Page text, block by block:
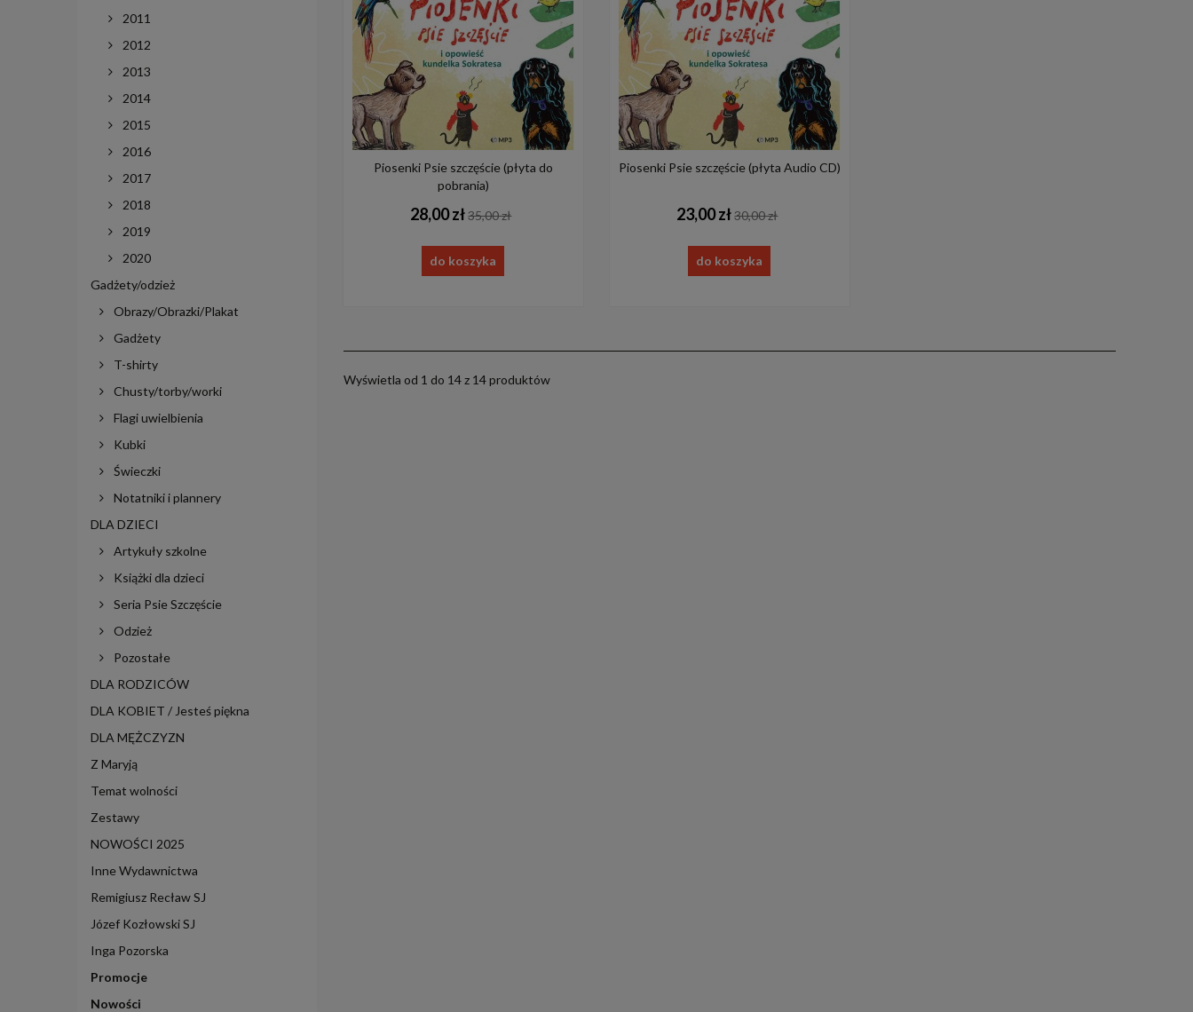
2011
2012
2013
2014
2015
2016
2017
2018
2019
2020
Gadżety/odzież
Obrazy/Obrazki/Plakat
Gadżety
T-shirty
Chusty/torby/worki
Flagi uwielbienia
Kubki
Świeczki
Notatniki i plannery
DLA DZIECI
Artykuły szkolne
Książki dla dzieci
Seria Psie Szczęście
Odzież
Pozostałe
DLA RODZICÓW
DLA KOBIET / Jesteś piękna
DLA MĘŻCZYZN
Z Maryją
Temat wolności
Zestawy
NOWOŚCI 2025
Inne Wydawnictwa
Remigiusz Recław SJ
Józef Kozłowski SJ
Inga Pozorska
Promocje
Nowości
Piosenki Psie szczęście (płyta do
pobrania)
28,00 zł 35,00 zł
do koszyka
Piosenki Psie szczęście (płyta Audio CD)
23,00 zł 30,00 zł
do koszyka
Wyświetla od 1 do 14 z 14 produktów